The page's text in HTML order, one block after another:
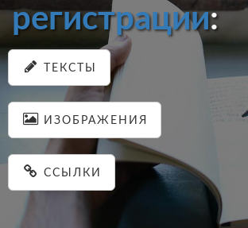
регистрации:
ТЕКСТЫ
ИЗОБРАЖЕНИЯ
ССЫЛКИ